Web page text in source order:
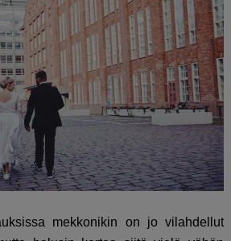
mekkonikin on jo vilahdellut